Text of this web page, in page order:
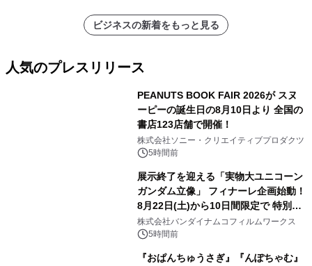
ビジネスの新着をもっと見る
人気のプレスリリース
PEANUTS BOOK FAIR 2026が スヌ
ーピーの誕生日の8月10日より 全国の
書店123店舗で開催！
株式会社ソニー・クリエイティブプロダクツ
5時間前
展示終了を迎える「実物大ユニコーン
ガンダム立像」 フィナーレ企画始動！
8月22日(土)から10日間限定で 特別映
像『UNICORN GUNDAM Statue ―
BEYOND POSSIBILITY ―』を上映！
株式会社バンダイナムコフィルムワークス
5時間前
『おぱんちゅうさぎ』『んぽちゃむ』